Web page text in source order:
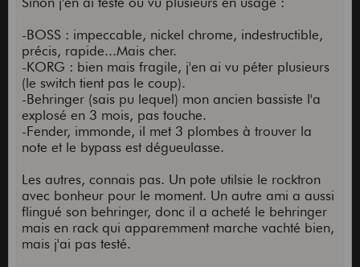
-BOSS : impeccable, nickel chrome, indestructible,
précis, rapide...Mais cher.
-KORG : bien mais fragile, j'en ai vu péter plusieurs
(le switch tient pas le coup).
-Behringer (sais pu lequel) mon ancien bassiste l'a
explosé en 3 mois, pas touche.
-Fender, immonde, il met 3 plombes à trouver la
note et le bypass est dégueulasse.
Les autres, connais pas. Un pote utilsie le rocktron
avec bonheur pour le moment. Un autre ami a aussi
flingué son behringer, donc il a acheté le behringer
mais en rack qui apparemment marche vachté bien,
mais j'ai pas testé.